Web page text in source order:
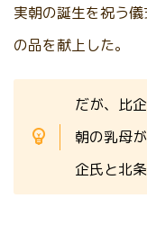
実朝の誕生を祝う
の品を献上した。
だが、比
朝の乳母
企氏と北